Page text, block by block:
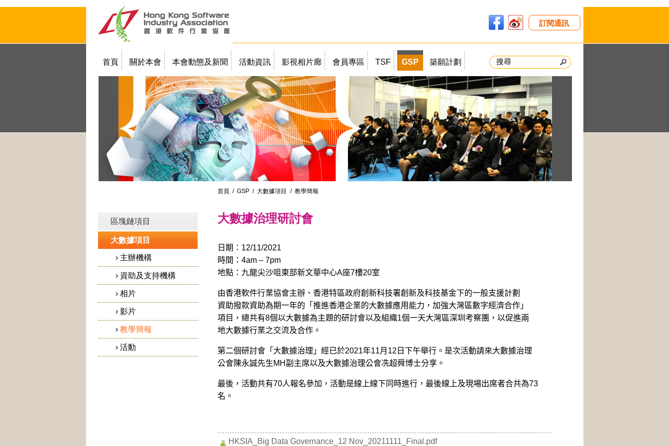
訂閱通訊
首頁 關於本會 本會動態及新聞 活動資訊 影視相片廊 會員專區 TSF GSP 築願計劃
教學簡報
首頁/ GSP/ 大數據項目 / 教學簡報
區塊鏈項目
大數據項目
› 主辦機構
› 資助及支持機構
› 相片
› 影片
› 教學簡報
› 活動
大數據治理研討會
日期： 12/11/2021
時間：4am –7pm
地點： 九龍尖沙咀東部新文華中心A座7樓20室
由香港軟件行業協會主辦、香港特區政府創新科技署創新及科技基金下的一般支援計劃
資助撥款資助為期一年的 「推進香港企業的大數據應用能力，加強大灣區數字經濟合作」
項目 ，總共有8個以大數據為主題的研討會以及組織1個一天大灣區深圳考察團 ， 以促進兩
地大數據行業之交流及合作。
第二個研討會「 大數據治理 」經已於2021年11月 12 日下午舉行。 是次活動請來大數據治理
公會陳永誠先生MH副 主席以及大數據治理公會冼超舜博士分享。
最後， 活動共有70人報名參加 ， 活動是線 上線下同時進行， 最後線上及現場出席者合共為73
名 。
HKSIA_Big Data Governance_12 Nov_20211111_Final.pdf